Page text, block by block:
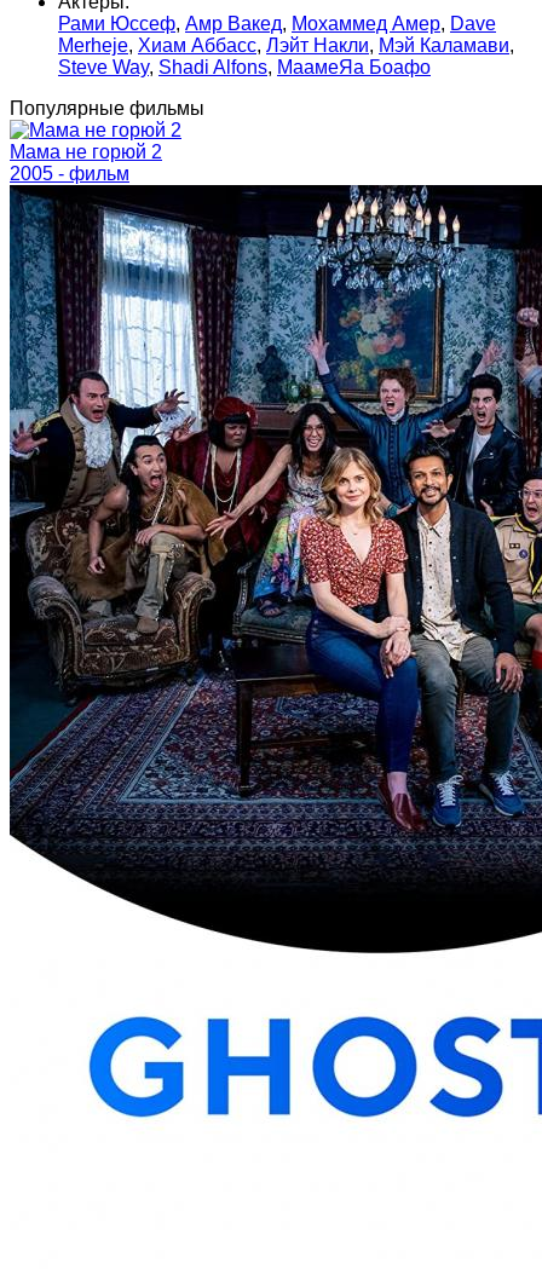
Рами Юссеф, Амр Вакед, Мохаммед Амер, Dave
Merheje, Хиам Аббасс, Лэйт Накли, Мэй Каламави,
Steve Way, Shadi Alfons, МаамеЯа Боафо
Популярные фильмы
Мама не горюй 2
2005 - фильм